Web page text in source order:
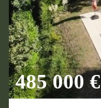
485 000 €